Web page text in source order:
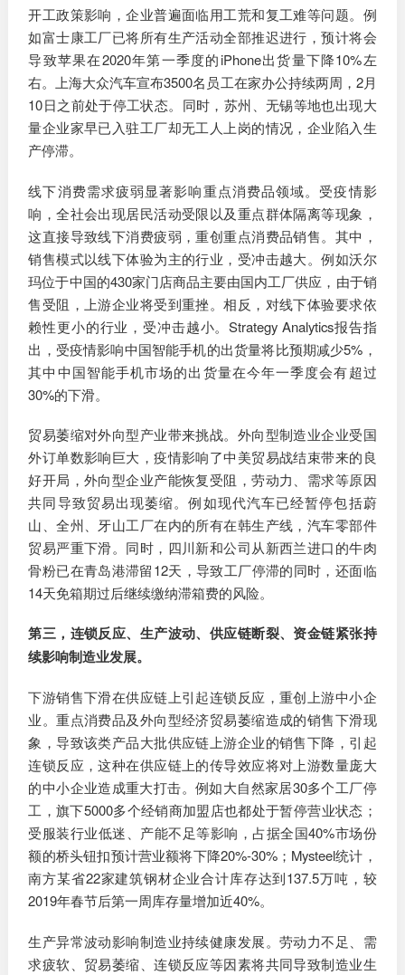
开工政策影响，企业普遍面临用工荒和复工难等问题。例
如富士康工厂已将所有生产活动全部推迟进行，预计将会
导致苹果在2020年第一季度的iPhone出货量下降10%左
右。上海大众汽车宣布3500名员工在家办公持续两周，2月
10日之前处于停工状态。同时，苏州、无锡等地也出现大
量企业家早已入驻工厂却无工人上岗的情况，企业陷入生
产停滞。
线下消费需求疲弱显著影响重点消费品领域。受疫情影
响，全社会出现居民活动受限以及重点群体隔离等现象，
这直接导致线下消费疲弱，重创重点消费品销售。其中，
销售模式以线下体验为主的行业，受冲击越大。例如沃尔
玛位于中国的430家门店商品主要由国内工厂供应，由于销
售受阻，上游企业将受到重挫。相反，对线下体验要求依
赖性更小的行业，受冲击越小。Strategy Analytics报告指
出，受疫情影响中国智能手机的出货量将比预期减少5%，
其中中国智能手机市场的出货量在今年一季度会有超过
30%的下滑。
贸易萎缩对外向型产业带来挑战。外向型制造业企业受国
外订单数影响巨大，疫情影响了中美贸易战结束带来的良
好开局，外向型企业产能恢复受阻，劳动力、需求等原因
共同导致贸易出现萎缩。例如现代汽车已经暂停包括蔚
山、全州、牙山工厂在内的所有在韩生产线，汽车零部件
贸易严重下滑。同时，四川新和公司从新西兰进口的牛肉
骨粉已在青岛港滞留12天，导致工厂停滞的同时，还面临
14天免箱期过后继续缴纳滞箱费的风险。
第三，连锁反应、生产波动、供应链断裂、资金链紧张持
续影响制造业发展。
下游销售下滑在供应链上引起连锁反应，重创上游中小企
业。重点消费品及外向型经济贸易萎缩造成的销售下滑现
象，导致该类产品大批供应链上游企业的销售下降，引起
连锁反应，这种在供应链上的传导效应将对上游数量庞大
的中小企业造成重大打击。例如大自然家居30多个工厂停
工，旗下5000多个经销商加盟店也都处于暂停营业状态；
受服装行业低迷、产能不足等影响，占据全国40%市场份
额的桥头钮扣预计营业额将下降20%-30%；Mysteel统计，
南方某省22家建筑钢材企业合计库存达到137.5万吨，较
2019年春节后第一周库存量增加近40%。
生产异常波动影响制造业持续健康发展。劳动力不足、需
求疲软、贸易萎缩、连锁反应等因素将共同导致制造业生